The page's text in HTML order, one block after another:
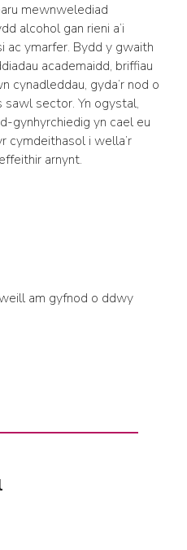
mewnwelediad
alcohol gan rieni a’i
ac ymarfer. Bydd y gwaith
academaidd, briffiau
cynadleddau, gyda’r nod o
sector. Yn ogystal,
gynhyrchiedig yn cael eu
cymdeithasol i wella’r
arnynt.
am gyfnod o ddwy